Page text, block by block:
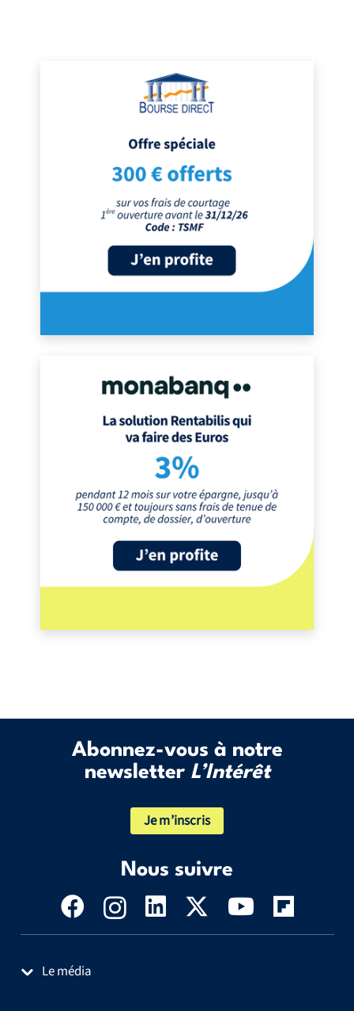
Abonnez-vous à notre
newsletter L’Intérêt
Je m’inscris
Nous suivre
Le média